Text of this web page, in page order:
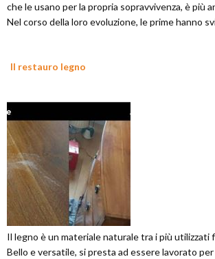
che le usano per la propria sopravvivenza, è più
Nel corso della loro evoluzione, le prime hanno
Il restauro legno
Il legno è un materiale naturale tra i più utilizzati
Bello e versatile, si presta ad essere lavorato